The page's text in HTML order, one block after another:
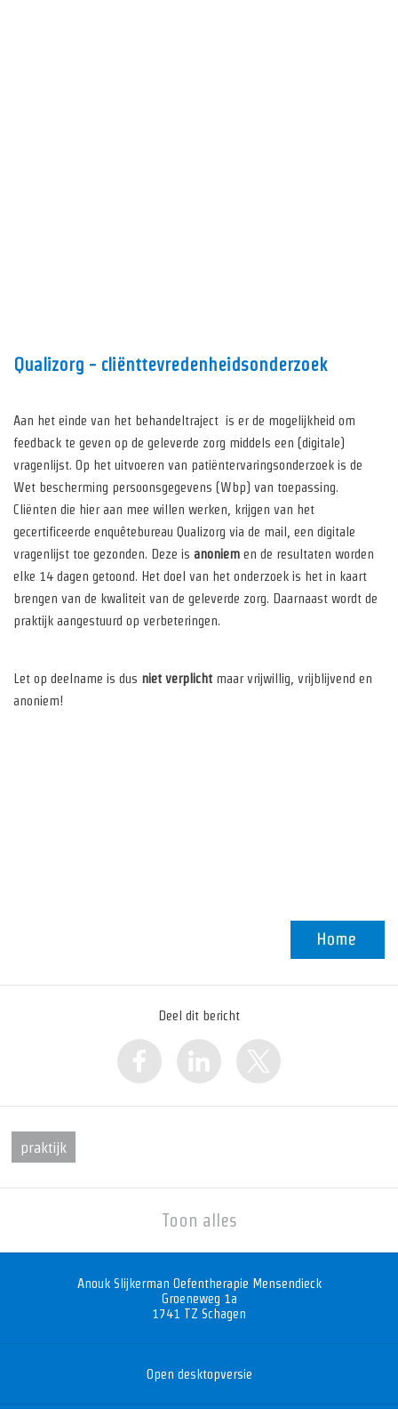
Qualizorg - cliënttevredenheidsonderzoek
Aan het einde van het behandeltraject is er de mogelijkheid om
feedback te geven op de geleverde zorg middels een (digitale)
vragenlijst. Op het uitvoeren van patiëntervaringsonderzoek is de
Wet bescherming persoonsgegevens (Wbp) van toepassing.
Cliënten die hier aan mee willen werken, krijgen van het
gecertificeerde enquêtebureau Qualizorg via de mail, een digitale
vragenlijst toe gezonden. Deze is anoniem en de resultaten worden
elke 14 dagen getoond. Het doel van het onderzoek is het in kaart
brengen van de kwaliteit van de geleverde zorg. Daarnaast wordt de
praktijk aangestuurd op verbeteringen.
Let op deelname is dus niet verplicht maar vrijwillig, vrijblijvend en
anoniem!
Deel dit bericht
praktijk
Toon alles
Anouk Slijkerman Oefentherapie Mensendieck
Groeneweg 1a
1741 TZ Schagen
Open desktopversie